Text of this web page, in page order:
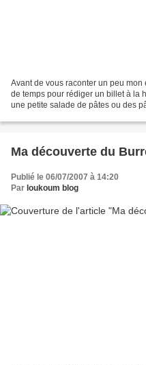
Avant de vous raconter un peu
de temps pour rédiger un billet à la
une petite salade de pâtes ou des
Ma découverte du
Publié le 06/07/2007 à 14:20
Par loukoum blog